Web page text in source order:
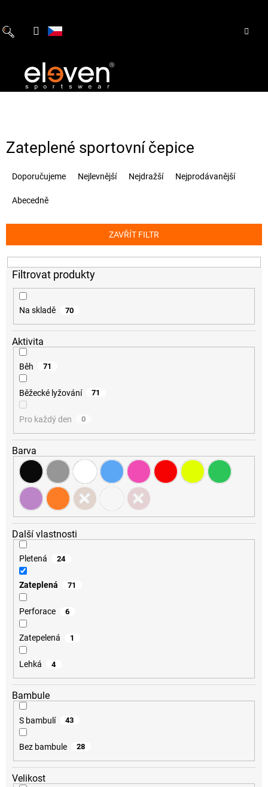
obsah
Zateplené sportovní čepice
p
r
o
Doporučujeme Nejlevnější Nejdražší Nejprodávanější
Abecedně
ZAVŘÍT FILTR
Na skladě 70
Velikost
Aktivita
Běh 71
Běžecké lyžování 71
Pro každý den 0
Barva
Další vlastnosti
Pletená 24
Zateplená 71
Perforace 6
Zatepelená 1
Lehká 4
Bambule
S bambulí 43
Bez bambule 28